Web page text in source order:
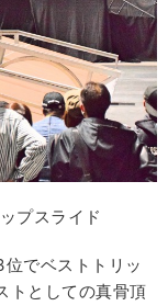
プスライド
でベストトリッ
トとしての真骨頂